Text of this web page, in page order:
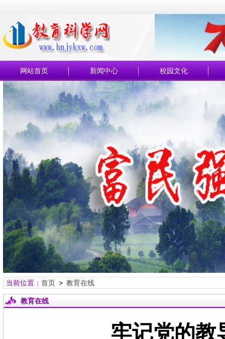
网站首页 新闻中心 校园文化
当前位置： 首页> 教育在线
教育在线
牢记党的教